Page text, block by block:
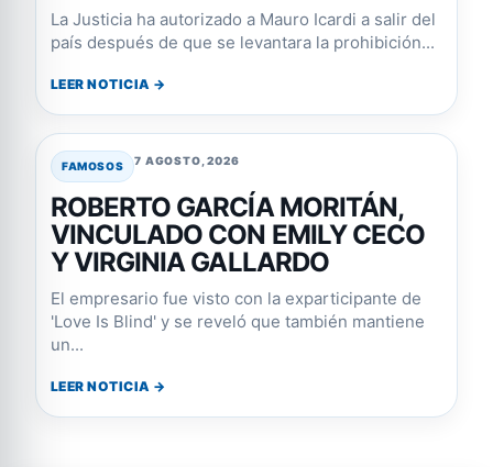
La Justicia ha autorizado a Mauro Icardi a salir del
país después de que se levantara la prohibición...
LEER NOTICIA →
FAMOSOS 7 AGOSTO, 2026
ROBERTO GARCÍA MORITÁN,
VINCULADO CON EMILY CECO
Y VIRGINIA GALLARDO
El empresario fue visto con la exparticipante de
'Love Is Blind' y se reveló que también mantiene
un...
LEER NOTICIA →